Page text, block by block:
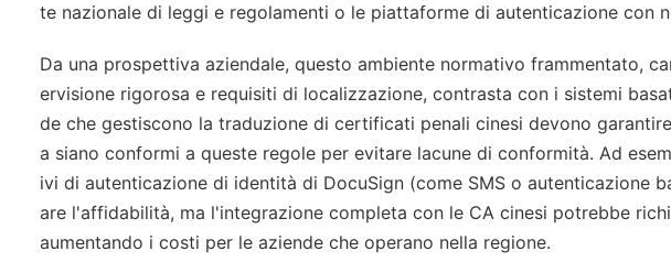
te nazionale di leggi e regolamenti o le piattaforme di autenticazione con
Da una prospettiva aziendale, questo ambiente normativo frammentato,
ervisione rigorosa e requisiti di localizzazione, contrasta con i sistemi
de che gestiscono la traduzione di certificati penali cinesi devono
a siano conformi a queste regole per evitare lacune di conformità. Ad
ivi di autenticazione di identità di DocuSign (come SMS o autenticazione
are l'affidabilità, ma l'integrazione completa con le CA cinesi potrebbe
aumentando i costi per le aziende che operano nella regione.